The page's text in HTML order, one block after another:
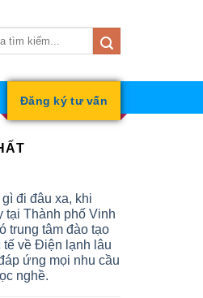
Đăng ký tư vấn
đi đâu xa, khi
tại Thành phố Vinh
trung tâm đào tạo
tế về Điện lạnh lâu
ứng mọi nhu cầu
nghề.